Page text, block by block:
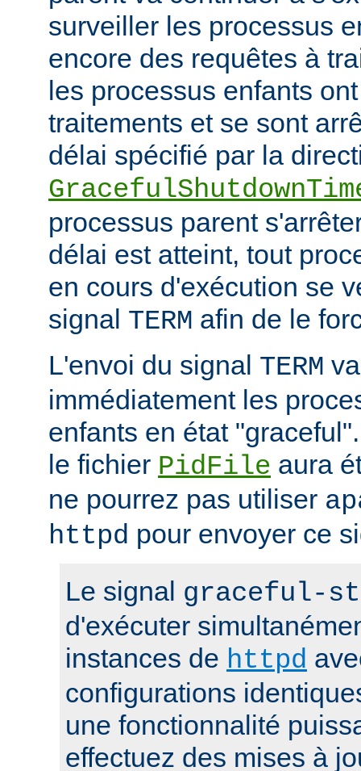
surveiller les processus
encore des requêtes à
les processus enfants
traitements et se sont
délai spécifié par la
processus parent
délai est atteint, tout
en cours d'exécution se
signal TERM afin de le
L'envoi du signal TERM
immédiatement les
enfants en état
le fichier PidFile aura
ne pourrez pas utiliser
httpd pour envoyer ce
Le signal graceful-
d'exécuter
instances de httpd
configurations
une fonctionnalité
effectuez des mises à